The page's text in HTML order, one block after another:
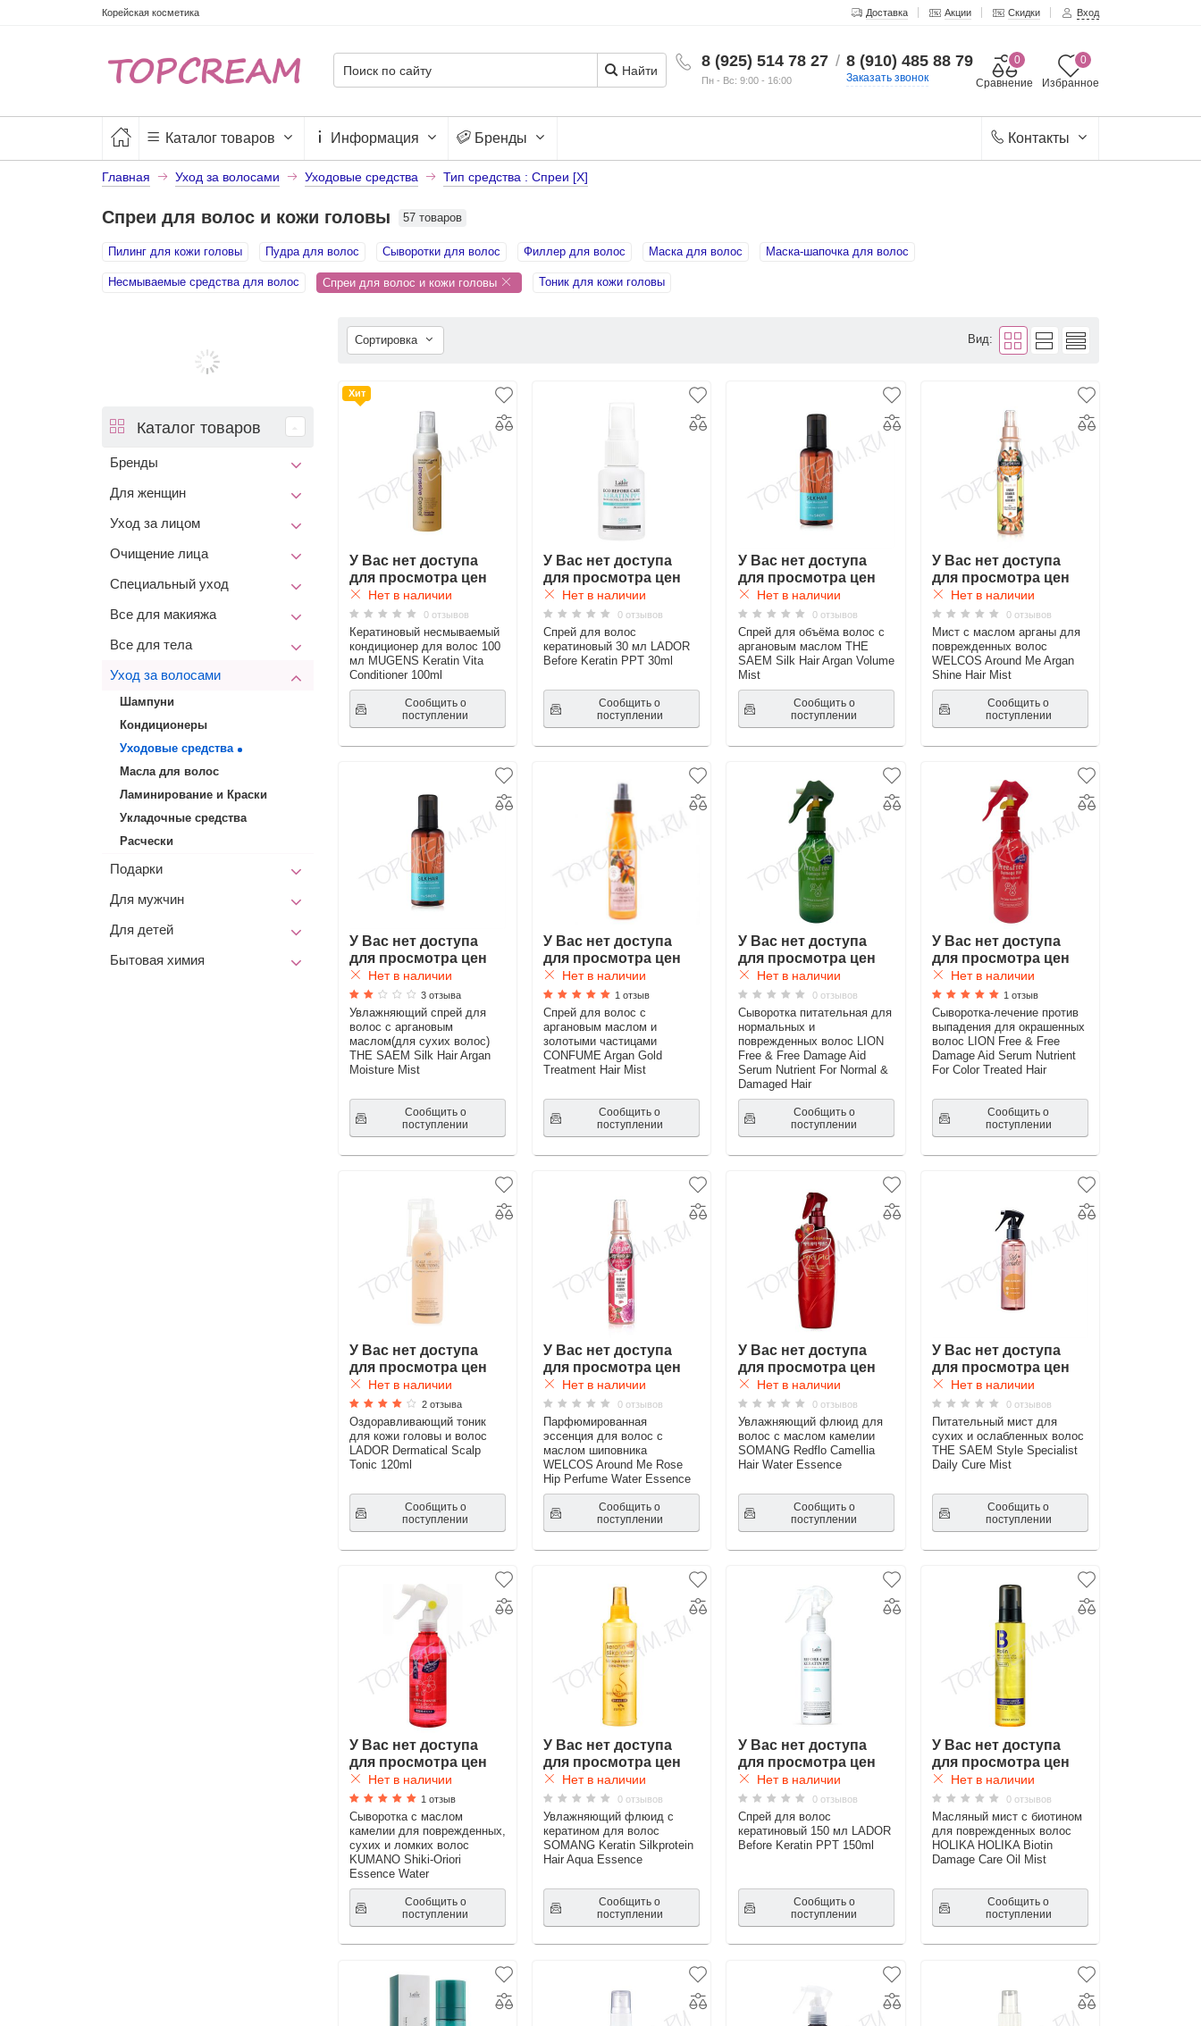
Корейская косметика Доставка Акции Скидки Вход
8 (925) 514 78 27
Пн - Вс: 9:00 - 16:00
/ 8 (910) 485 88 79
Заказать звонок Избранное
0
Сравнение
0
Найти
Каталог товаров Информация Бренды Контакты
Главная Уход за волосами Уходовые средства Тип средства : Спреи [X]
Спреи для волос и кожи головы 57 товаров
Пилинг для кожи головы Пудра для волос Сыворотки для волос Филлер для волос Маска для волос Маска-шапочка для волос
Несмываемые средства для волос Спреи для волос и кожи головы Тоник для кожи головы
Сортировка Вид:
Хит
У Вас нет доступа
для просмотра цен
Нет в наличии
0 отзывов
Кератиновый несмываемый
кондиционер для волос 100
мл MUGENS Keratin Vita
Conditioner 100ml
Сообщить о
поступлении
У Вас нет доступа
для просмотра цен
Нет в наличии
0 отзывов
Спрей для волос
кератиновый 30 мл LADOR
Before Keratin PPT 30ml
Сообщить о
поступлении
У Вас нет доступа
для просмотра цен
Нет в наличии
0 отзывов
Спрей для объёма волос с
аргановым маслом THE
SAEM Silk Hair Argan Volume
Mist
Сообщить о
поступлении
У Вас нет доступа
для просмотра цен
Нет в наличии
0 отзывов
Мист с маслом арганы для
поврежденных волос
WELCOS Around Me Argan
Shine Hair Mist
Сообщить о
поступлении
У Вас нет доступа
для просмотра цен
Нет в наличии
3 отзыва
Увлажняющий спрей для
волос с аргановым
маслом(для сухих волос)
THE SAEM Silk Hair Argan
Moisture Mist
Сообщить о
поступлении
У Вас нет доступа
для просмотра цен
Нет в наличии
1 отзыв
Спрей для волос с
аргановым маслом и
золотыми частицами
CONFUME Argan Gold
Treatment Hair Mist
Сообщить о
поступлении
У Вас нет доступа
для просмотра цен
Нет в наличии
0 отзывов
Сыворотка питательная для
нормальных и
поврежденных волос LION
Free & Free Damage Aid
Serum Nutrient For Normal &
Damaged Hair
Сообщить о
поступлении
У Вас нет доступа
для просмотра цен
Нет в наличии
1 отзыв
Сыворотка-лечение против
выпадения для окрашенных
волос LION Free & Free
Damage Aid Serum Nutrient
For Color Treated Hair
Сообщить о
поступлении
У Вас нет доступа
для просмотра цен
Нет в наличии
2 отзыва
Оздоравливающий тоник
для кожи головы и волос
LADOR Dermatical Scalp
Tonic 120ml
Сообщить о
поступлении
У Вас нет доступа
для просмотра цен
Нет в наличии
0 отзывов
Парфюмированная
эссенция для волос с
маслом шиповника
WELCOS Around Me Rose
Hip Perfume Water Essence
Сообщить о
поступлении
У Вас нет доступа
для просмотра цен
Нет в наличии
0 отзывов
Увлажняющий флюид для
волос с маслом камелии
SOMANG Redflo Camellia
Hair Water Essence
Сообщить о
поступлении
У Вас нет доступа
для просмотра цен
Нет в наличии
0 отзывов
Питательный мист для
сухих и ослабленных волос
THE SAEM Style Specialist
Daily Cure Mist
Сообщить о
поступлении
У Вас нет доступа
для просмотра цен
Нет в наличии
1 отзыв
Сыворотка с маслом
камелии для поврежденных,
сухих и ломких волос
KUMANO Shiki-Oriori
Essence Water
Сообщить о
поступлении
У Вас нет доступа
для просмотра цен
Нет в наличии
0 отзывов
Увлажняющий флюид с
кератином для волос
SOMANG Keratin Silkprotein
Hair Aqua Essence
Сообщить о
поступлении
У Вас нет доступа
для просмотра цен
Нет в наличии
0 отзывов
Спрей для волос
кератиновый 150 мл LADOR
Before Keratin PPT 150ml
Сообщить о
поступлении
У Вас нет доступа
для просмотра цен
Нет в наличии
0 отзывов
Масляный мист с биотином
для поврежденных волос
HOLIKA HOLIKA Biotin
Damage Care Oil Mist
Сообщить о
поступлении
Каталог товаров
Бренды
Для женщин
Уход за лицом
Очищение лица
Специальный уход
Все для макияжа
Все для тела
Уход за волосами
Шампуни
Кондиционеры
Уходовые средства
Масла для волос
Ламинирование и Краски
Укладочные средства
Расчески
Подарки
Для мужчин
Для детей
Бытовая химия